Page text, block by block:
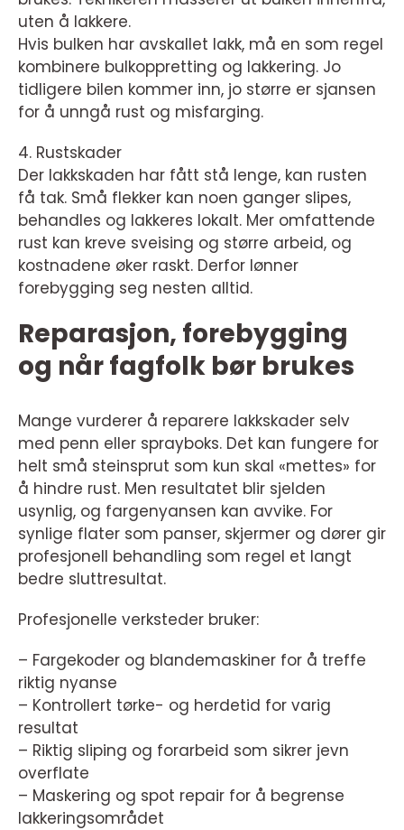
uten å lakkere.
Hvis bulken har avskallet lakk, må en som regel
kombinere bulkoppretting og lakkering. Jo
tidligere bilen kommer inn, jo større er sjansen
for å unngå rust og misfarging.
4. Rustskader
Der lakkskaden har fått stå lenge, kan rusten
få tak. Små flekker kan noen ganger slipes,
behandles og lakkeres lokalt. Mer omfattende
rust kan kreve sveising og større arbeid, og
kostnadene øker raskt. Derfor lønner
forebygging seg nesten alltid.
Reparasjon, forebygging
og når fagfolk bør brukes
Mange vurderer å reparere lakkskader selv
med penn eller sprayboks. Det kan fungere for
helt små steinsprut som kun skal «mettes» for
å hindre rust. Men resultatet blir sjelden
usynlig, og fargenyansen kan avvike. For
synlige flater som panser, skjermer og dører gir
profesjonell behandling som regel et langt
bedre sluttresultat.
Profesjonelle verksteder bruker:
– Fargekoder og blandemaskiner for å treffe
riktig nyanse
– Kontrollert tørke- og herdetid for varig
resultat
– Riktig sliping og forarbeid som sikrer jevn
overflate
– Maskering og spot repair for å begrense
lakkeringsområdet